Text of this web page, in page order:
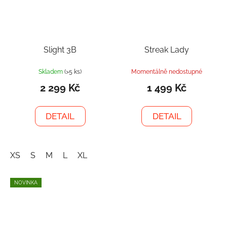
Slight 3B
Skladem(>5 ks)
2 299 Kč
DETAIL
XS S M L XL
Streak Lady
Momentálně nedostupné
1 499 Kč
DETAIL
NOVINKA